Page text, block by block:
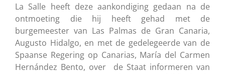
La Salle heeft deze aankondiging gedaan na de
ontmoeting die hij heeft gehad met de
burgemeester van Las Palmas de Gran Canaria,
Augusto Hidalgo, en met de gedelegeerde van de
Spaanse Regering op Canarias, María del Carmen
Hernández Bento, over de Staat informeren van